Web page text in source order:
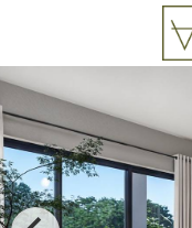
Toggle search filter